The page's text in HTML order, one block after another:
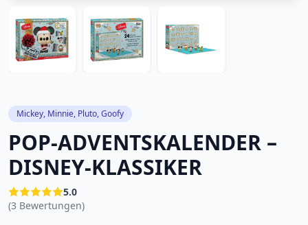
Mickey, Minnie, Pluto, Goofy
POP-ADVENTSKALENDER –
DISNEY-KLASSIKER
5.0
(3 Bewertungen)